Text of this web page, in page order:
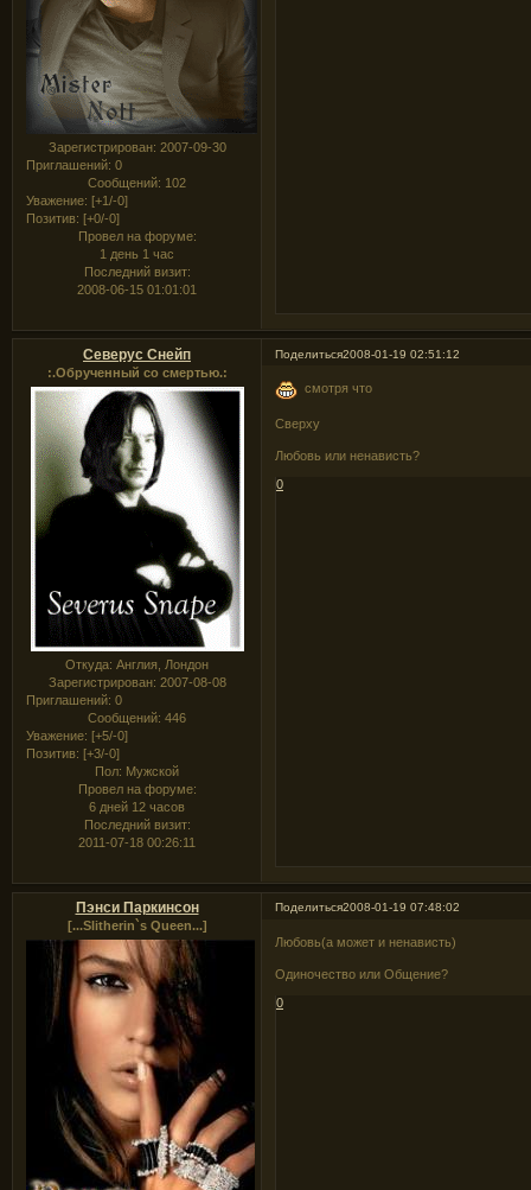
Зарегистрирован: 2007-09-30
Приглашений: 0
Сообщений: 102
Уважение: [+1/-0]
Позитив: [+0/-0]
Провел на форуме:
1 день 1 час
Последний визит:
2008-06-15 01:01:01
Поделиться2008-01-19 02:51:12
Северус Снейп
:.Обрученный со смертью.:
Откуда: Англия, Лондон
Зарегистрирован: 2007-08-08
Приглашений: 0
Сообщений: 446
Уважение: [+5/-0]
Позитив: [+3/-0]
Пол: Мужской
Провел на форуме:
6 дней 12 часов
Последний визит:
2011-07-18 00:26:11
смотря что
Сверху
Любовь или ненависть?
0
Поделиться2008-01-19 07:48:02
Пэнси Паркинсон
[...Slitherin`s Queen...]
Любовь(а может и ненависть)
Одиночество или Общение?
0